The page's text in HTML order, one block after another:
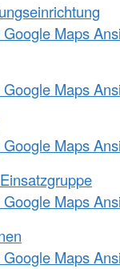
Maps
Maps
Maps
Maps
Maps